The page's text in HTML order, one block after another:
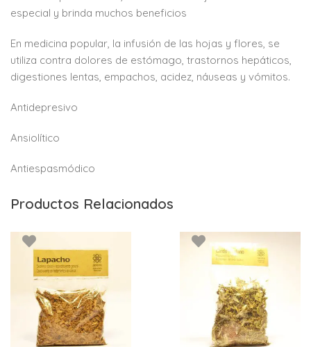
especial y brinda muchos beneficios
En medicina popular, la infusión de las hojas y flores, se
utiliza contra dolores de estómago, trastornos hepáticos,
digestiones lentas, empachos, acidez, náuseas y vómitos.
Antidepresivo
Ansiolítico
Antiespasmódico
Productos Relacionados